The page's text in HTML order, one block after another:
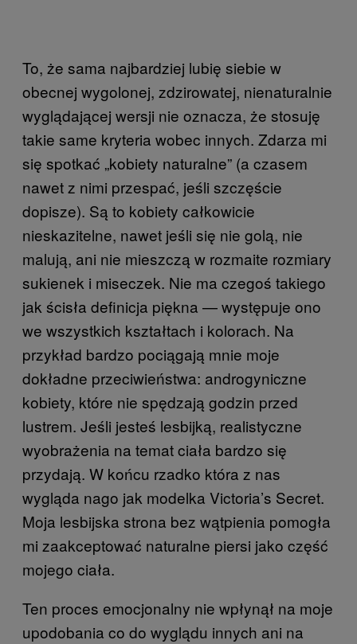
To, że sama najbardziej lubię siebie w
obecnej wygolonej, zdzirowatej, nienaturalnie
wyglądającej wersji nie oznacza, że stosuję
takie same kryteria wobec innych. Zdarza mi
się spotkać „kobiety naturalne” (a czasem
nawet z nimi przespać, jeśli szczęście
dopisze). Są to kobiety całkowicie
nieskazitelne, nawet jeśli się nie golą, nie
malują, ani nie mieszczą w rozmaite rozmiary
sukienek i miseczek. Nie ma czegoś takiego
jak ścisła definicja piękna — występuje ono
we wszystkich kształtach i kolorach. Na
przykład bardzo pociągają mnie moje
dokładne przeciwieństwa: androgyniczne
kobiety, które nie spędzają godzin przed
lustrem. Jeśli jesteś lesbijką, realistyczne
wyobrażenia na temat ciała bardzo się
przydają. W końcu rzadko która z nas
wygląda nago jak modelka Victoria’s Secret.
Moja lesbijska strona bez wątpienia pomogła
mi zaakceptować naturalne piersi jako część
mojego ciała.
Ten proces emocjonalny nie wpłynął na moje
upodobania co do wyglądu innych ani na